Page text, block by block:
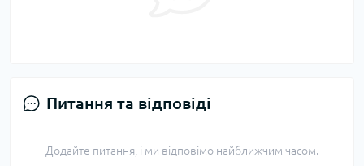
Питання та відповіді
Додайте питання, і ми відповімо найближчим часом.